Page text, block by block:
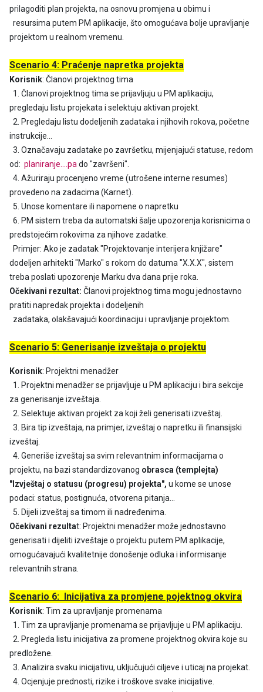
prilagoditi plan projekta, na osnovu promjena u obimu i
resursima putem PM aplikacije, što omogućava bolje upravljanje
projektom u realnom vremenu.
Scenario 4: Praćenje napretka projekta
Korisnik: Članovi projektnog tima
1. Članovi projektnog tima se prijavljuju u PM aplikaciju,
pregledaju listu projekata i selektuju aktivan projekt.
2. Pregledaju listu dodeljenih zadataka i njihovih rokova, početne
instrukcije…
3. Označavaju zadatake po završetku, mijenjajući statuse, redom
od: planiranje....pa do "završeni".
4. Ažuriraju procenjeno vreme (utrošene interne resumes)
provedeno na zadacima (Karnet).
5. Unose komentare ili napomene o napretku
6. PM sistem treba da automatski šalje upozorenja korisnicima o
predstojećim rokovima za njihove zadatke.
Primjer: Ako je zadatak "Projektovanje interijera knjižare"
dodeljen arhitekti "Marko" s rokom do datuma "X.X.X", sistem
treba poslati upozorenje Marku dva dana prije roka.
Očekivani rezultat: Članovi projektnog tima mogu jednostavno
pratiti napredak projekta i dodeljenih
zadataka, olakšavajući koordinaciju i upravljanje projektom.
Scenario 5: Generisanje izveštaja o projektu
Korisnik: Projektni menadžer
1. Projektni menadžer se prijavljuje u PM aplikaciju i bira sekcije
za generisanje izveštaja.
2. Selektuje aktivan projekt za koji želi generisati izveštaj.
3. Bira tip izveštaja, na primjer, izveštaj o napretku ili finansijski
izveštaj.
4. Generiše izveštaj sa svim relevantnim informacijama o
projektu, na bazi standardizovanog obrasca (templejta)
"Izvještaj o statusu (progresu) projekta", u kome se unose
podaci: status, postignuća, otvorena pitanja...
5. Dijeli izveštaj sa timom ili nadređenima.
Očekivani rezultat: Projektni menadžer može jednostavno
generisati i dijeliti izveštaje o projektu putem PM aplikacije,
omogućavajući kvalitetnije donošenje odluka i informisanje
relevantnih strana.
Scenario 6: Inicijativa za promjene pojektnog okvira
Korisnik: Tim za upravljanje promenama
1. Tim za upravljanje promenama se prijavljuje u PM aplikaciju.
2. Pregleda listu inicijativa za promene projektnog okvira koje su
predložene.
3. Analizira svaku inicijativu, uključujući ciljeve i uticaj na projekat.
4. Ocjenjuje prednosti, rizike i troškove svake inicijative.